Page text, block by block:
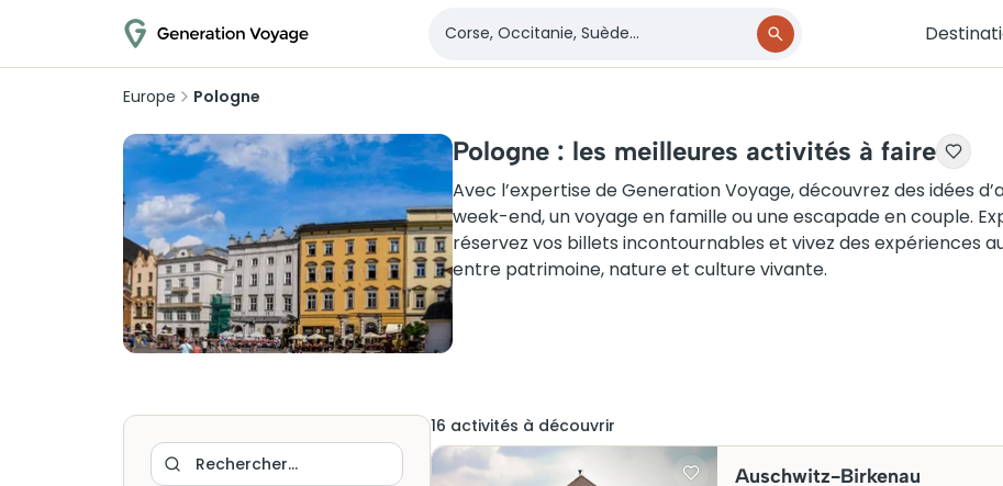
Europe Pologne
Pologne : les meilleures activités à faire
Avec l’expertise de Generation Voyage, découvrez des idées
week-end, un voyage en famille ou une escapade en couple.
réservez vos billets incontournables et vivez des expériences
entre patrimoine, nature et culture vivante.
16 activités à découvrir
Auschwitz-Birkenau